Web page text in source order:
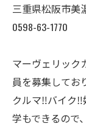
三重県松阪市美
0598-63-1770
マーヴェリック
員を募集してお
クルマ‼️バイク
学もできるので